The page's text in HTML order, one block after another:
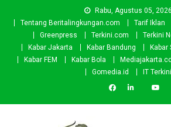
Rabu, Agustus 05, 2026
Tentang Beritalingkungan.com
Tarif Iklan
Greenpress
Terkini.com Terkini
Kabar Jakarta
Kabar Bandung Kabar
Kabar FEM
Kabar Bola
Gomedia.id
IT Terkini